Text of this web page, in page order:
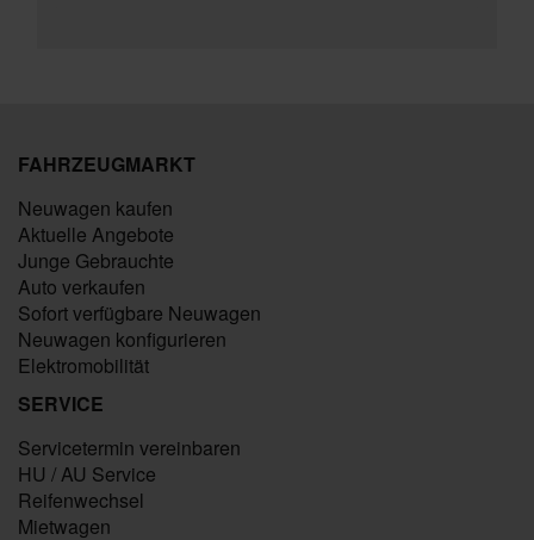
FAHRZEUGMARKT
Neuwagen kaufen
Aktuelle Angebote
Junge Gebrauchte
Auto verkaufen
Sofort verfügbare Neuwagen
Neuwagen konfigurieren
Elektromobilität
SERVICE
Servicetermin vereinbaren
HU / AU Service
Reifenwechsel
Mietwagen